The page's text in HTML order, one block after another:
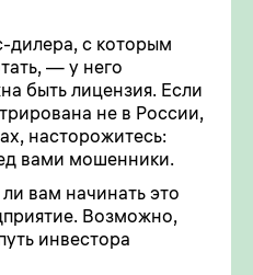
дилера, с которым
— у него
быть лицензия. Если
не в России,
насторожитесь:
вами мошенники.
вам начинать это
Возможно,
инвестора